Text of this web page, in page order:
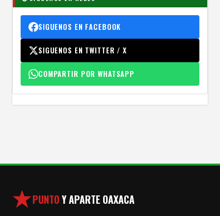
SIGUENOS EN FACEBOOK
SIGUENOS EN TWITTER / X
COMPARTIR POR WHATSAPP
PUNTOY APARTE OAXACA